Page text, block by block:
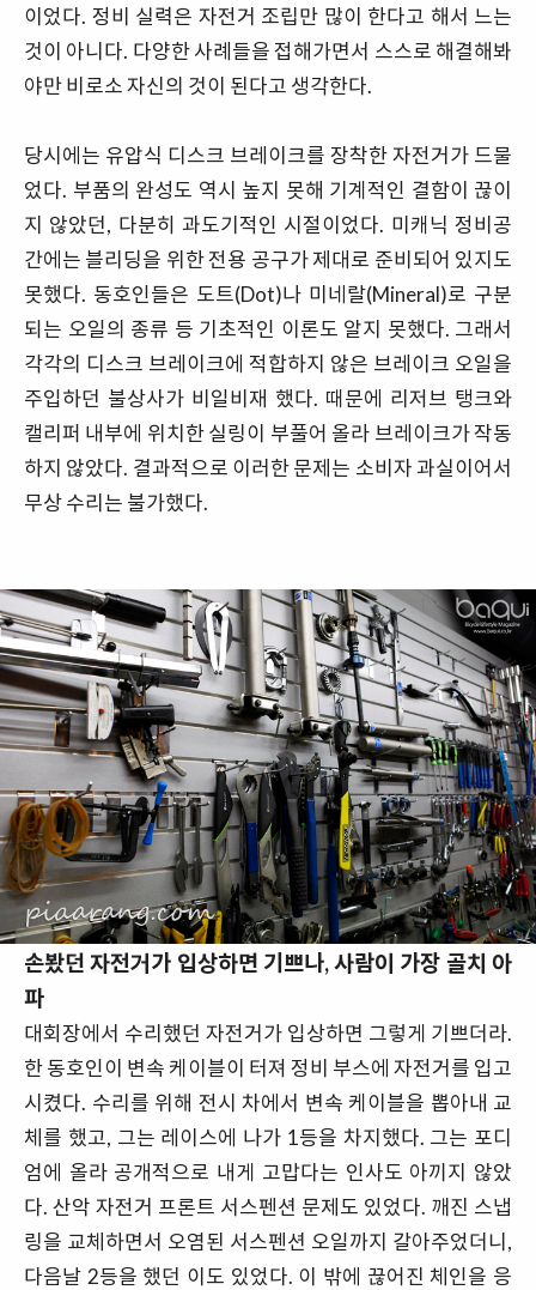
이었다. 정비 실력은 자전거 조립만 많이 한다고 해서 느는
것이 아니다. 다양한 사례들을 접해가면서 스스로 해결해봐
야만 비로소 자신의 것이 된다고 생각한다.
당시에는 유압식 디스크 브레이크를 장착한 자전거가 드물
었다. 부품의 완성도 역시 높지 못해 기계적인 결함이 끊이
지 않았던, 다분히 과도기적인 시절이었다. 미캐닉 정비공
간에는 블리딩을 위한 전용 공구가 제대로 준비되어 있지도
못했다. 동호인들은 도트(Dot)나 미네랄(Mineral)로 구분
되는 오일의 종류 등 기초적인 이론도 알지 못했다. 그래서
각각의 디스크 브레이크에 적합하지 않은 브레이크 오일을
주입하던 불상사가 비일비재 했다. 때문에 리저브 탱크와
캘리퍼 내부에 위치한 실링이 부풀어 올라 브레이크가 작동
하지 않았다. 결과적으로 이러한 문제는 소비자 과실이어서
무상 수리는 불가했다.
손봤던 자전거가 입상하면 기쁘나, 사람이 가장 골치 아
파
대회장에서 수리했던 자전거가 입상하면 그렇게 기쁘더라.
한 동호인이 변속 케이블이 터져 정비 부스에 자전거를 입고
시켰다. 수리를 위해 전시 차에서 변속 케이블을 뽑아내 교
체를 했고, 그는 레이스에 나가 1등을 차지했다. 그는 포디
엄에 올라 공개적으로 내게 고맙다는 인사도 아끼지 않았
다. 산악 자전거 프론트 서스펜션 문제도 있었다. 깨진 스냅
링을 교체하면서 오염된 서스펜션 오일까지 갈아주었더니,
다음날 2등을 했던 이도 있었다. 이 밖에 끊어진 체인을 응